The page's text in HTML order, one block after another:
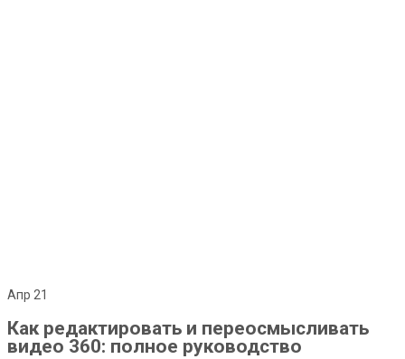
Апр 21
Как редактировать и переосмысливать
видео 360: полное руководство